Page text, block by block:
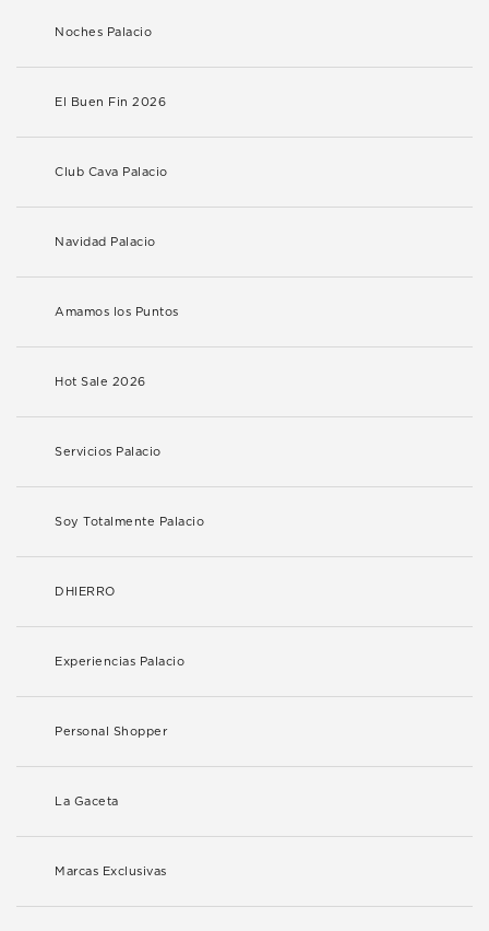
Noches Palacio
El Buen Fin 2026
Club Cava Palacio
Navidad Palacio
Amamos los Puntos
Hot Sale 2026
Servicios Palacio
Soy Totalmente Palacio
DHIERRO
Experiencias Palacio
Personal Shopper
La Gaceta
Marcas Exclusivas